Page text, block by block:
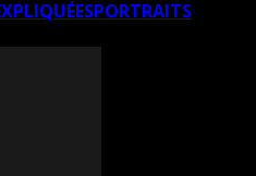
PORTRAITS